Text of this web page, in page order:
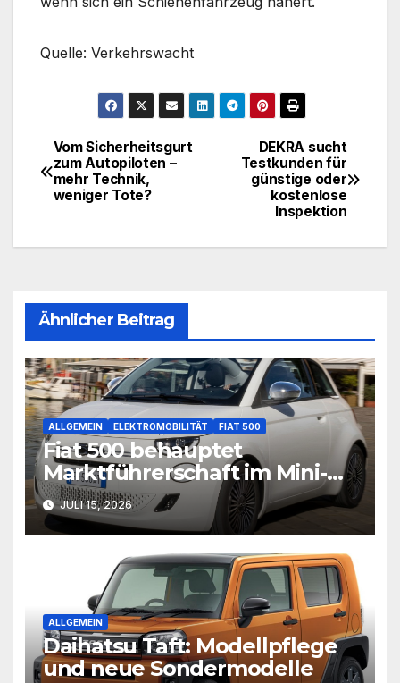
Quelle: Verkehrswacht
BeitragsnavigationDEKRA sucht
Testkunden für
günstige oder
kostenlose
Inspektion
Vom Sicherheitsgurt
zum Autopiloten –
mehr Technik,
weniger Tote?
Ähnlicher Beitrag
ALLGEMEIN ELEKTROMOBILITÄT FIAT 500
Fiat 500 behauptet
Marktführerschaft im Mini-
Segment
JULI 15, 2026
ALLGEMEIN
Daihatsu Taft: Modellpflege
und neue Sondermodelle